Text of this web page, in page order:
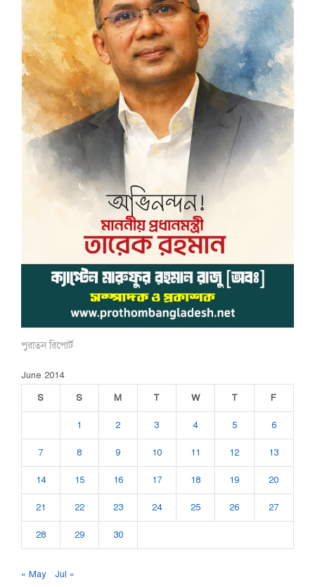
পুরাতন রিপোর্ট
June 2014
S
S M T W T F
1 2 3 4 5 6
7 8 9 10 11 12 13
14 15 16 17 18 19 20
21 22 23 24 25 26 27
28 29 30
« May Jul »